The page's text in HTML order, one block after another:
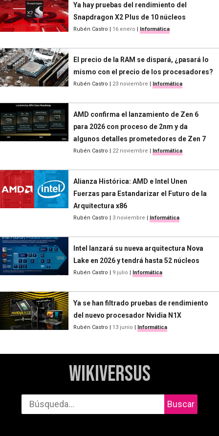
Ya hay pruebas del rendimiento del
Snapdragon X2 Plus de 10 núcleos
Rubén Castro | 16 enero | Informática
El precio de la RAM se dispará, ¿pasará lo
mismo con el precio de los procesadores?
Rubén Castro | 23 noviembre | Informática
AMD confirma el lanzamiento de Zen 6
para 2026 con proceso de 2nm y da
algunos detalles prometedores de Zen 7
Rubén Castro | 22 noviembre | Informática
Alianza Histórica: AMD e Intel Unen
Fuerzas para Estandarizar el Futuro de la
Arquitectura x86
Rubén Castro | 3 noviembre | Informática
Intel lanzará su nueva arquitectura Nova
Lake en 2026 y tendrá hasta 52 núcleos
Rubén Castro | 9 julio | Informática
Ya se han filtrado pruebas de rendimiento
del nuevo procesador Nvidia N1X
Rubén Castro | 13 junio | Informática
WikiVersus
Buscar